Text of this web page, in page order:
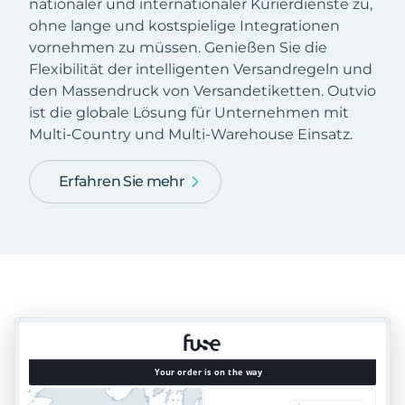
nationaler und internationaler Kurierdienste zu,
ohne lange und kostspielige Integrationen
vornehmen zu müssen. Genießen Sie die
Flexibilität der intelligenten Versandregeln und
den Massendruck von Versandetiketten. Outvio
ist die globale Lösung für Unternehmen mit
Multi-Country und Multi-Warehouse Einsatz.
Erfahren Sie mehr